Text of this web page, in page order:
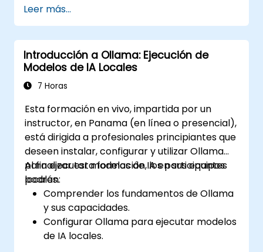
mejorar las velocidades de inferencia.
Integrar Ollama en flujos de trabajo y
aplicaciones.
Monitorear y mantener el rendimiento de
los modelos de IA con el tiempo.
Leer más...
Introducción a Ollama: Ejecución de
Modelos de IA Locales
7 Horas
Esta formación en vivo, impartida por un
instructor, en Panama (en línea o presencial),
está dirigida a profesionales principiantes que
deseen instalar, configurar y utilizar Ollama
para ejecutar modelos de IA en sus equipos
locales.
Al finalizar esta formación, los participantes
podrán:
Comprender los fundamentos de Ollama
y sus capacidades.
Configurar Ollama para ejecutar modelos
de IA locales.